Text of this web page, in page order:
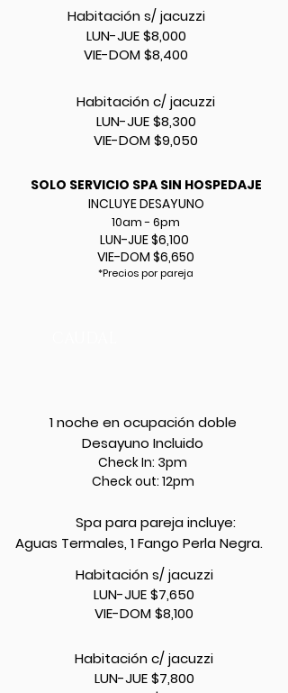
Habitación s/ jacuzzi
LUN-JUE $8,000
VIE-DOM $8,400
Habitación c/ jacuzzi
LUN-JUE $8,300
VIE-DOM $9,050
SOLO SERVICIO SPA SIN HOSPEDAJE
INCLUYE DESAYUNO
10am - 6pm
LUN-JUE $6,100
VIE-DOM $6,650
*Precios por pareja
1 noche en ocupación doble
Desayuno Incluido
Check In: 3pm
Check out: 12pm
Spa para pareja incluye:
Aguas Termales, 1 Fango Perla Negra.
Habitación s/ jacuzzi
LUN-JUE $7,650
VIE-DOM $8,100
Habitación c/ jacuzzi
LUN-JUE $7,800